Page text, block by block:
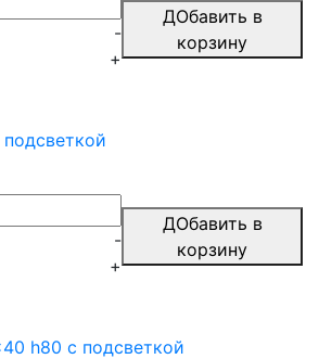
-
+
ДОбавить в
корзину
-
+
ДОбавить в
корзину
h80 с подсветкой